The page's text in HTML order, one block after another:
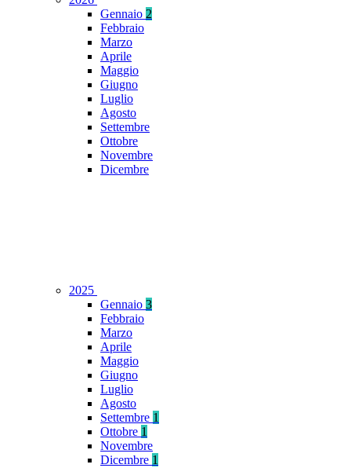
Gennaio 2
Febbraio
Marzo
Aprile
Maggio
Giugno
Luglio
Agosto
Settembre
Ottobre
Novembre
Dicembre
2025
Gennaio 3
Febbraio
Marzo
Aprile
Maggio
Giugno
Luglio
Agosto
Settembre 1
Ottobre 1
Novembre
Dicembre 1